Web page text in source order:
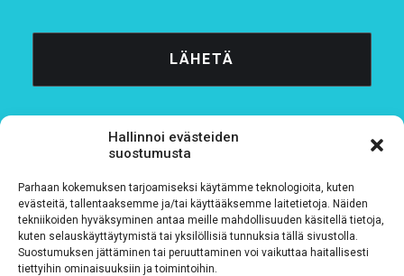
Hallinnoi evästeiden
suostumusta
Parhaan kokemuksen tarjoamiseksi käytämme teknologioita, kuten
evästeitä, tallentaaksemme ja/tai käyttääksemme laitetietoja. Näiden
tekniikoiden hyväksyminen antaa meille mahdollisuuden käsitellä tietoja,
kuten selauskäyttäytymistä tai yksilöllisiä tunnuksia tällä sivustolla.
Suostumuksen jättäminen tai peruuttaminen voi vaikuttaa haitallisesti
tiettyihin ominaisuuksiin ja toimintoihin.
Tietosuojaseloste
Verkkolaskutustiedot